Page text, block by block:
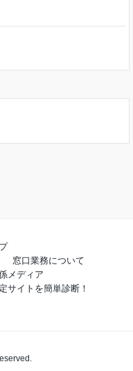
窓口業務について
メディア
サイトを簡単診断！